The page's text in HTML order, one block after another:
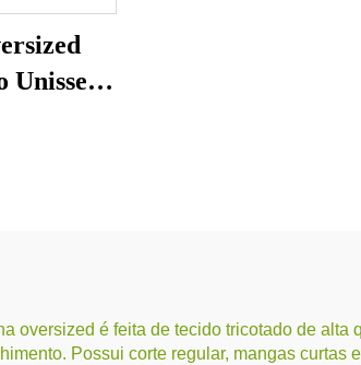
Unissex
oversized é feita de tecido tricotado de
Possui corte regular, mangas